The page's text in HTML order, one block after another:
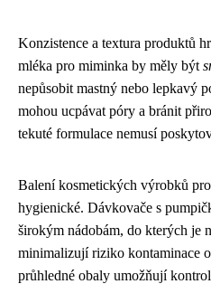
Konzistence a textura produktů
mléka pro miminka by měly být
nepůsobit mastný nebo lepkavý
mohou ucpávat póry a bránit
tekuté formulace nemusí
Balení kosmetických výrobků
hygienické. Dávkovače s
širokým nádobám, do kterých je
minimalizují riziko kontaminace
průhledné obaly umožňují